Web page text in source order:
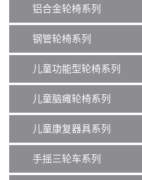
铝合金轮椅系列
钢管轮椅系列
儿童功能型轮椅系列
儿童脑瘫轮椅系列
儿童康复器具系列
手摇三轮车系列